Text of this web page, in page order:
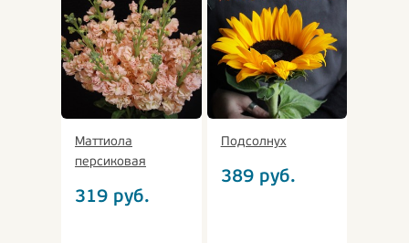
Маттиола
персиковая
319 руб.
Подсолнух
389руб.